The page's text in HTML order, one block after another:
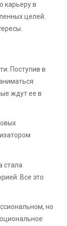
карьеру в
целей.
Поступив в
ждут ее в
стала
Все это
но